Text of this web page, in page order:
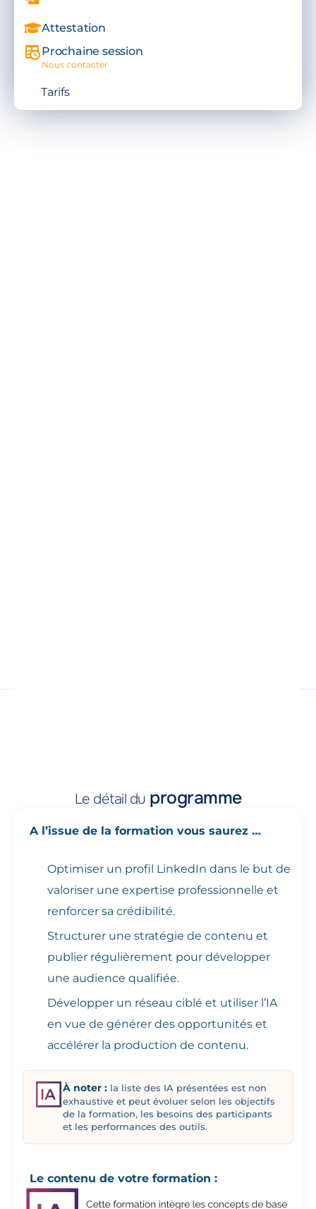
Attestation
Prochaine session
Nous contacter
Tarifs
Le détail du programme
A l’issue de la formation vous saurez …
Optimiser un profil LinkedIn dans le but de
valoriser une expertise professionnelle et
renforcer sa crédibilité.
Structurer une stratégie de contenu et
publier régulièrement pour développer
une audience qualifiée.
Développer un réseau ciblé et utiliser l’IA
en vue de générer des opportunités et
accélérer la production de contenu.
À noter : la liste des IA présentées est non
exhaustive et peut évoluer selon les objectifs
de la formation, les besoins des participants
et les performances des outils.
Le contenu de votre formation :